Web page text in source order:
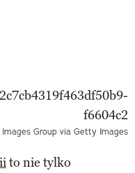
Group via Getty Images
to nie tylko